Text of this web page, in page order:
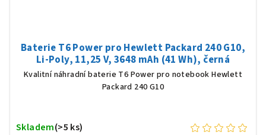
Baterie T6 Power pro Hewlett Packard 240 G10,
Li-Poly, 11,25 V, 3648 mAh (41 Wh), černá
Kvalitní náhradní baterie T6 Power pro notebook Hewlett
Packard 240 G10
Skladem(>5 ks)